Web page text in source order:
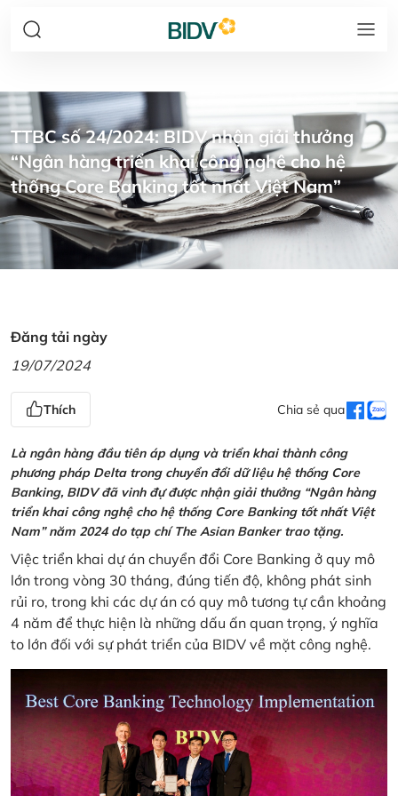
TTBC số 24/2024: BIDV nhận giải thưởng
“Ngân hàng triển khai công nghệ cho hệ
thống Core Banking tốt nhất Việt Nam”
Đăng tải ngày
19/07/2024
Thích Chia sẻ qua
Là ngân hàng đầu tiên áp dụng và triển khai thành công
phương pháp Delta trong chuyển đổi dữ liệu hệ thống Core
Banking, BIDV đã vinh đự được nhận giải thưởng “Ngân hàng
triển khai công nghệ cho hệ thống Core Banking tốt nhất Việt
Nam” năm 2024 do tạp chí The Asian Banker trao tặng.
Việc triển khai dự án chuyển đổi Core Banking ở quy mô
lớn trong vòng 30 tháng, đúng tiến độ, không phát sinh
rủi ro, trong khi các dự án có quy mô tương tự cần khoảng
4 năm để thực hiện là những dấu ấn quan trọng, ý nghĩa
to lớn đối với sự phát triển của BIDV về mặt công nghệ.